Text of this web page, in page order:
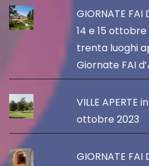
GIORNATE FAI
14 e 15
trenta luoghi
Giornate FAI
VILLE APERTE
ottobre 2023
GIORNATE FAI